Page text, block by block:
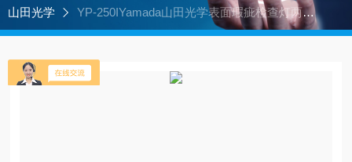
山田光学
YP-250IYamada山田光学表面瑕疵检查灯两级
切换机制